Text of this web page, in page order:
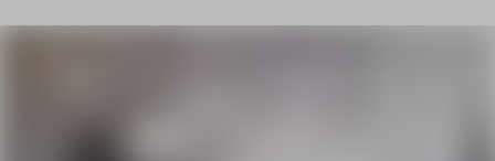
Video anzusehen.